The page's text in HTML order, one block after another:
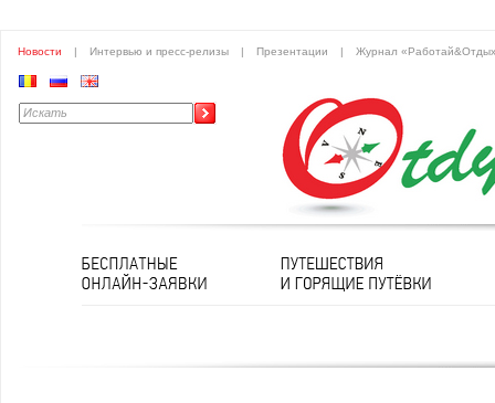
Новости | Интервью и пресс-релизы | Презентации | Журнал